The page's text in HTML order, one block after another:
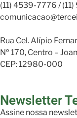
(11) 4539-7776 /
Rua Cel. Alípio
Nº 170, Centro –
CEP: 12980-000
Newsletter
Assine nossa